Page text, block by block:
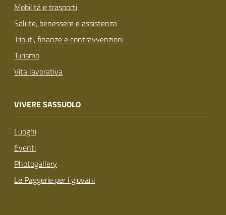
Mobilità e trasporti
Salute, benessere e assistenza
Tributi, finanze e contravvenzioni
Turismo
Vita lavorativa
VIVERE SASSUOLO
Luoghi
Eventi
Photogallery
Le Paggerie per i giovani